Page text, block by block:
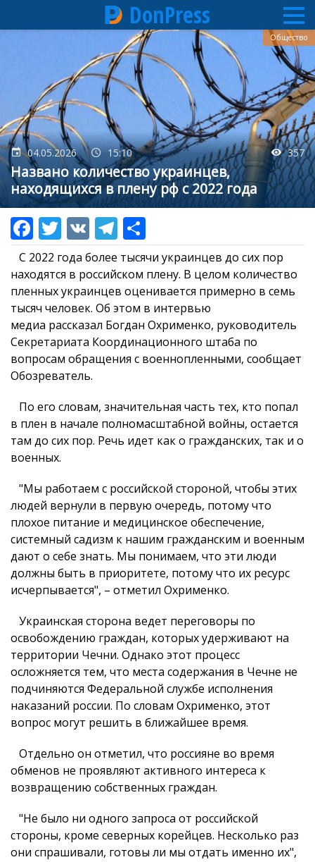
содержанию
DonPress
04.05.2026 15:10 357
Названо количество украинцев,
находящихся в плену рф с 2022 года
Общество
С 2022 года более тысячи украинцев до сих пор
находятся в российском плену. В целом количество
пленных украинцев оценивается примерно в семь
тысяч человек. Об этом в интервью
медиа рассказал Богдан Охрименко, руководитель
Секретариата Координационного штаба по
вопросам обращения с военнопленными, сообщает
Обозреватель.
По его словам, значительная часть тех, кто попал
в плен в начале полномасштабной войны, остается
там до сих пор. Речь идет как о гражданских, так и о
военных.
"Мы работаем с российской стороной, чтобы этих
людей вернули в первую очередь, потому что
плохое питание и медицинское обеспечение,
системный садизм к нашим гражданским и военным
дают о себе знать. Мы понимаем, что эти люди
должны быть в приоритете, потому что их ресурс
исчерпывается", – отметил Охрименко.
Украинская сторона ведет переговоры по
освобождению граждан, которых удерживают на
территории Чечни. Однако этот процесс
осложняется тем, что места содержания в Чечне не
подчиняются Федеральной службе исполнения
наказаний россии. По словам Охрименко, этот
вопрос могут решить в ближайшее время.
Отдельно он отметил, что россияне во время
обменов не проявляют активного интереса к
возвращению собственных граждан.
"Не было ни одного запроса от российской
стороны, кроме северных корейцев. Несколько раз
они спрашивали, готовы ли мы отдать именно их",